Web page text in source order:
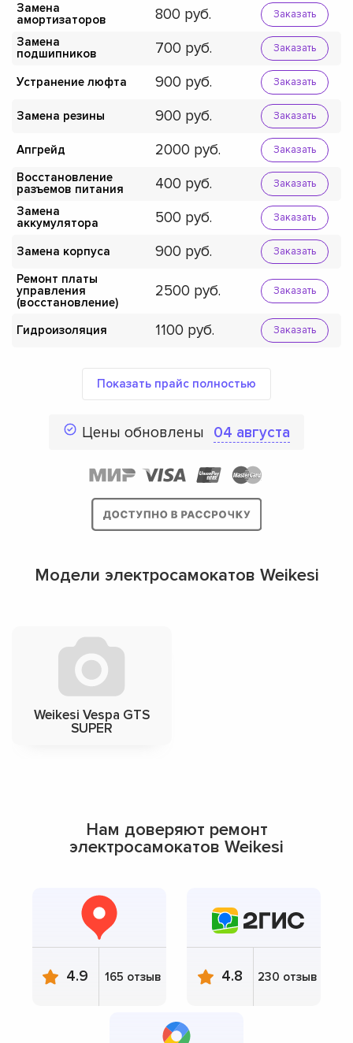
Замена
амортизаторов
800 Заказать
Замена
подшипников
700 Заказать
Устранение люфта 900 Заказать
Замена резины 900 Заказать
Апгрейд 2000 Заказать
Восстановление
разъемов питания
400 Заказать
Замена
аккумулятора
500 Заказать
Замена корпуса 900 Заказать
Ремонт платы
управления
(восстановление)
2500 Заказать
Гидроизоляция 1100 Заказать
Показать прайс полностью
Цены обновлены 04 августа
Модели электросамокатов Weikesi
Weikesi Vespa GTS
SUPER
Нам доверяют ремонт
электросамокатов Weikesi
4.9 165 отзыв 4.8 230 отзыв